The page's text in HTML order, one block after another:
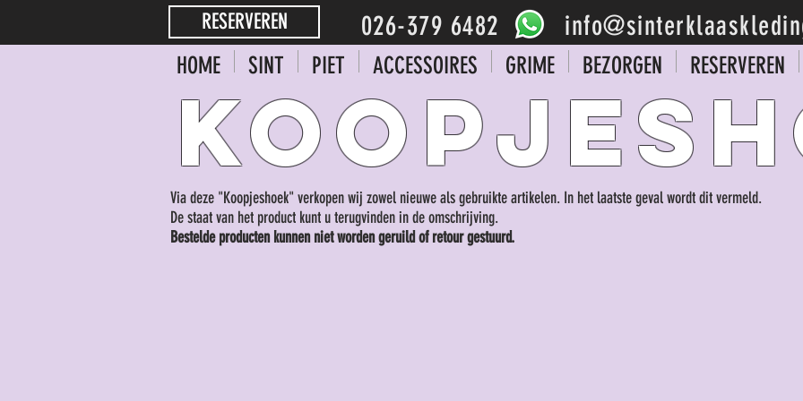
026-379 6482
RESERVEREN 026-379 6482
RESERVEREN
RESERVEREN 026-379 6482
RESERVEREN 026-379 6482
Via deze "Koopjeshoek" verkopen wij zowel nieuwe als gebruikte artikelen. In het laatste geval wordt dit vermeld.
De staat van het product kunt u terugvinden in de omschrijving.
Bestelde producten kunnen niet worden geruild of retour gestuurd.
HOME SINT PIET ACCESSOIRES GRIME BEZORGEN RESERVEREN